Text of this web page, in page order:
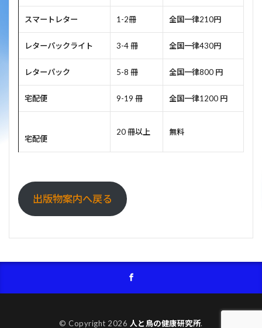
スマートレター 1-2冊 全国一律210円
レターパックライト 3-4 冊 全国一律430円
レターパック 5-8 冊 全国一律800 円
宅配便 9-19 冊 全国一律1200 円
宅配便
20 冊以上 無料
出版物案内へ戻る
© Copyright 2026 人と鳥の健康研究所.